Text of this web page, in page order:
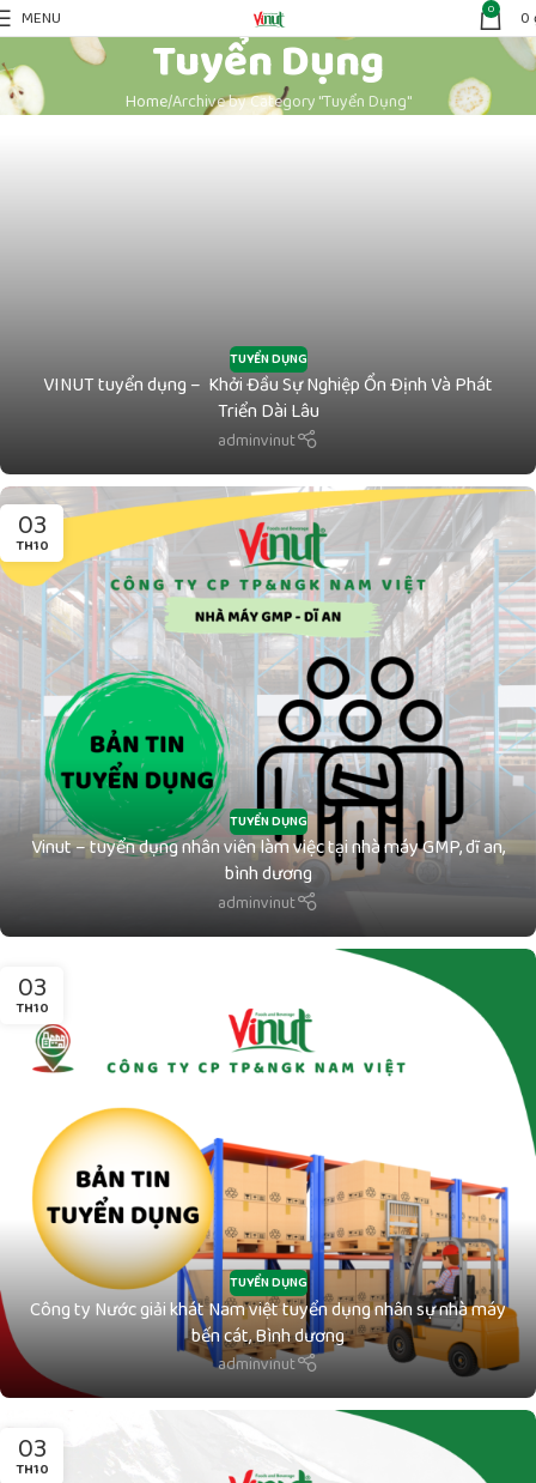
MENU 0 0
Tuyển Dụng
HomeArchive by Category "Tuyển Dụng"
TUYỂN DỤNG
VINUT tuyển dụng – Khởi Đầu Sự Nghiệp Ổn Định Và Phát
Triển Dài Lâu
adminvinut
03
TH10
TUYỂN DỤNG
Vinut – tuyển dụng nhân viên làm việc tại nhà máy GMP, dĩ an,
bình dương
adminvinut
03
TH10
TUYỂN DỤNG
Công ty Nước giải khát Nam việt tuyển dụng nhân sự nhà máy
bến cát, Bình dương
adminvinut
03
TH10